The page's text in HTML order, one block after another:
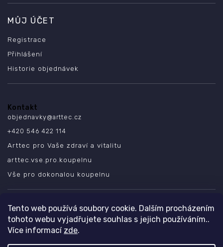
Tento web používá soubory cookie. Dalším procházením
tohoto webu vyjadřujete souhlas s jejich používáním..
Více informací zde.
MŮJ ÚČET
Registrace
Přihlášení
Historie objednávek
Kontakt
objednavky@arttec.cz
+420 546 422 114
Arttec pro Vaše zdraví a vitalitu
arttec.vse.pro.koupelnu
Vše pro dokonalou koupelnu
SLEDUJTE NÁS